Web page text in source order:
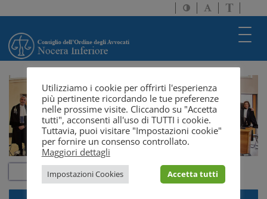
Attiva/disattiva
alto
Attiva/
dimensione
a
solo
Utilizziamo i cookie per offrirti l'esperienza
più pertinente ricordando le tue preferenze
nelle prossime visite. Cliccando su "Accetta
tutti", acconsenti all'uso di TUTTI i cookie.
Tuttavia, puoi visitare "Impostazioni cookie"
per fornire un consenso controllato.
Maggiori dettagli
Impostazioni Cookies Accetta tutti